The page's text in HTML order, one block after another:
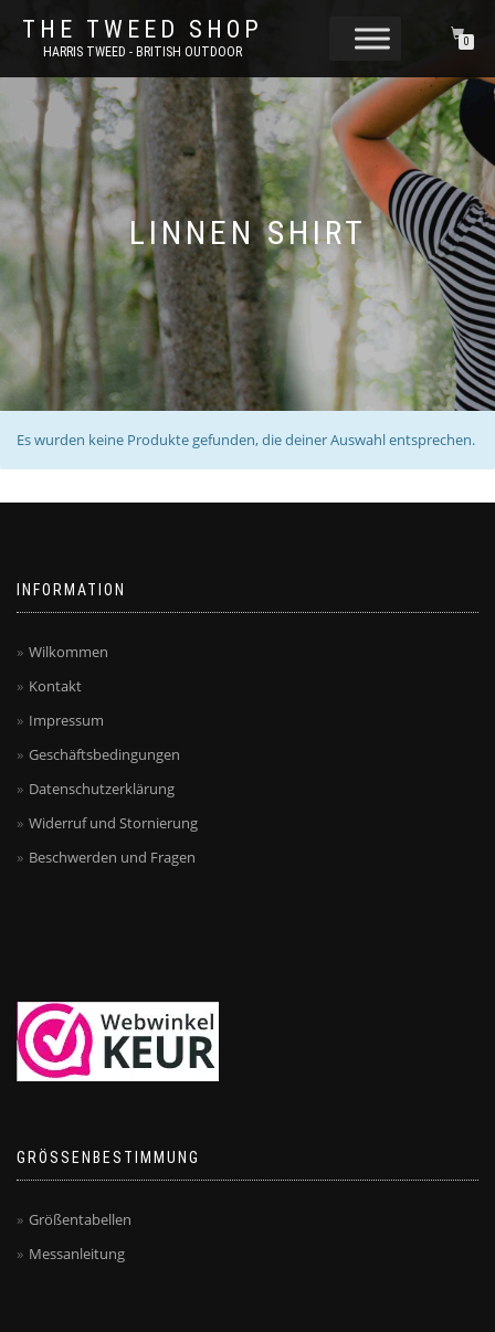
THE TWEED SHOP
HARRIS TWEED - BRITISH OUTDOOR
0
LINNEN SHIRT
Es wurden keine Produkte gefunden, die deiner Auswahl entsprechen.
INFORMATION
Wilkommen
Kontakt
Impressum
Geschäftsbedingungen
Datenschutzerklärung
Widerruf und Stornierung
Beschwerden und Fragen
GRÖSSENBESTIMMUNG
Größentabellen
Messanleitung